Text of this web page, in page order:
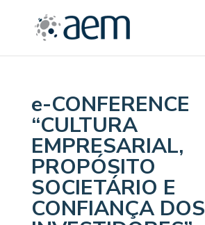
e-CONFERENCE
“CULTURA
EMPRESARIAL,
PROPÓSITO
SOCIETÁRIO E
CONFIANÇA DOS